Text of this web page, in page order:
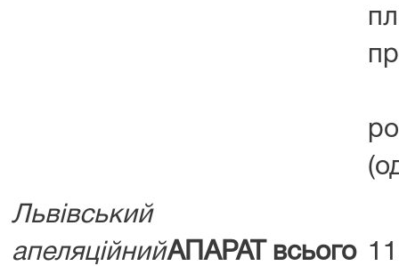
Львівський
апеляційнийАПАРАТ всього